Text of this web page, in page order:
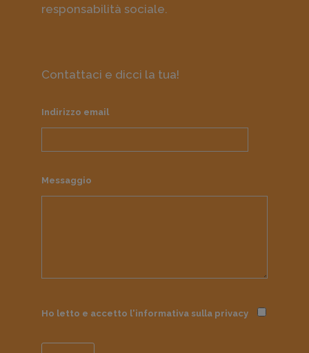
responsabilità sociale.
Contattaci e dicci la tua!
Indirizzo email
Messaggio
Ho letto e accetto l'informativa sulla privacy